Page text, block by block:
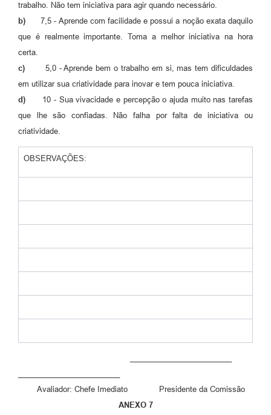
trabalho. Não tem iniciativa para agir quando necessário.
b) 7,5 - Aprende com facilidade e possui a noção exata daquilo
que é realmente importante. Toma a melhor iniciativa na hora
certa.
c) 5,0 - Aprende bem o trabalho em si, mas tem dificuldades
em utilizar sua criatividade para inovar e tem pouca iniciativa.
d) 10 - Sua vivacidade e percepção o ajuda muito nas tarefas
que lhe são confiadas. Não falha por falta de iniciativa ou
criatividade.
OBSERVAÇÕES:
Avaliador: Chefe Imediato Presidente da Comissão
ANEXO 7